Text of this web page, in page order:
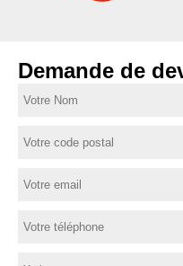
Demande de